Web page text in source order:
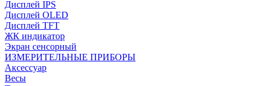
Дисплей IPS
Дисплей OLED
Дисплей TFT
ЖК индикатор
Экран сенсорный
ИЗМЕРИТЕЛЬНЫЕ ПРИБОРЫ
Аксессуар
Весы